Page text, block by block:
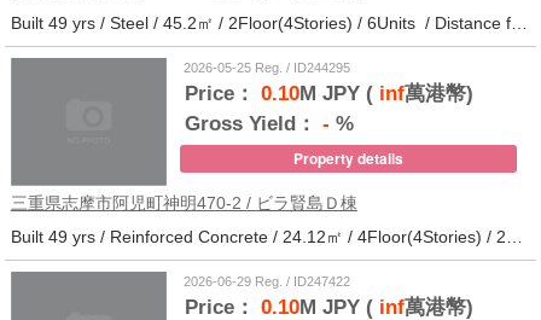
Built 49 yrs / Steel / 45.2㎡ / 2Floor(4Stories) / 6Units / Distance from the station.11
2026-05-25 Reg. / ID244295
Price： 0.10M JPY (inf萬港幣)
Gross Yield： - %
Property details
三重県志摩市阿児町神明470-2 / ビラ賢島Ｄ棟
Built 49 yrs / Reinforced Concrete / 24.12㎡ / 4Floor(4Stories) / 25Units / Distance from the station.14
2026-06-29 Reg. / ID247422
Price： 0.10M JPY (inf萬港幣)